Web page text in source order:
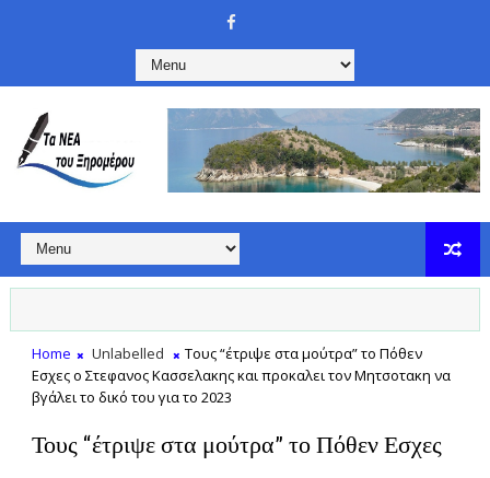
Home Unlabelled
Τους “έτριψε στα μούτρα” το Πόθεν
Εσχες ο Στεφανος Κασσελακης και προκαλει τον Μητσοτακη να
βγάλει το δικό του για το 2023
Τους “έτριψε στα μούτρα” το Πόθεν Εσχες